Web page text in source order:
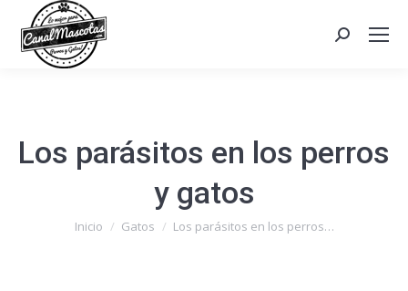
Search:
Los parásitos en los perros
y gatos
Estás aquí:
Inicio Gatos Los parásitos en los perros…